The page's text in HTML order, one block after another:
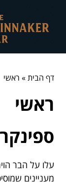
דף הבית» ראשי
ראשי
עלו על הבר
מעניינים